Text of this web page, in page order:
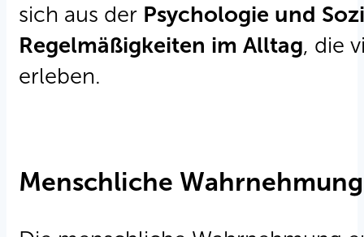
sich aus der Psychologie und
Regelmäßigkeiten im Alltag, die
erleben.
Menschliche Wahrnehmung